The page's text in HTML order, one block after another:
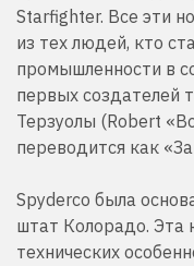
Starfighter. Все эти
из тех людей, кто
промышленности в
первых создателей
Терзуолы (Robert
переводится как
Spyderco была
штат Колорадо. Эта
технических